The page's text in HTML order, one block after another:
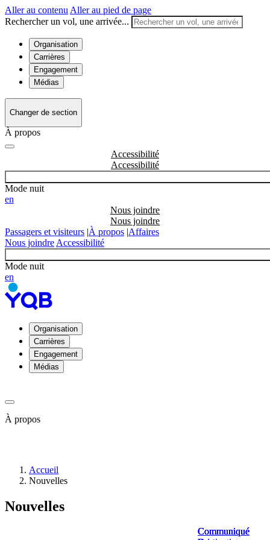
Aller au contenu Aller au pied de page
Rechercher un vol, une arrivée...
Organisation
Carrières
Engagement
Médias
Changer de section
À propos
Accessibilité
Mode nuit
en
Nous joindre
Passagers et visiteurs |À propos |Affaires
Nous joindre Accessibilité
Mode nuit
en
Organisation
Carrières
Engagement
Médias
À propos
propos
de
Direction
et
Accueil
Nouvelles
Nouvelles
Communiqué
Communiqué
Communiqué
Communiqué